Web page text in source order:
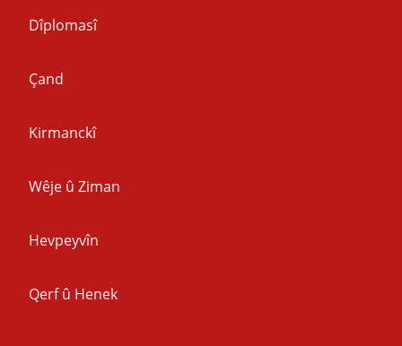
Dîplomasî
Çand
Kirmanckî
Wêje û Ziman
Hevpeyvîn
Qerf û Henek